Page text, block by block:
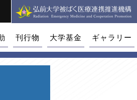
刊行物 大学基金 ギャラリー